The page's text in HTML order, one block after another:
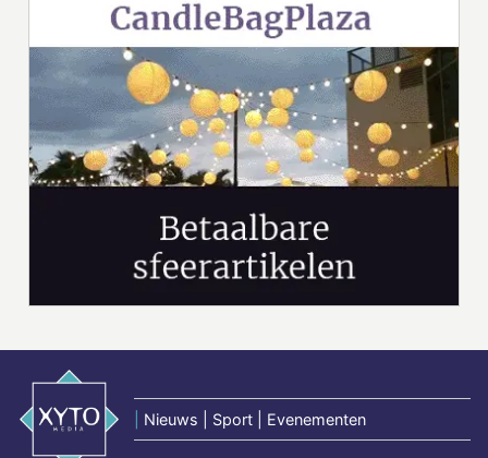
Nieuws | Sport | Evenementen